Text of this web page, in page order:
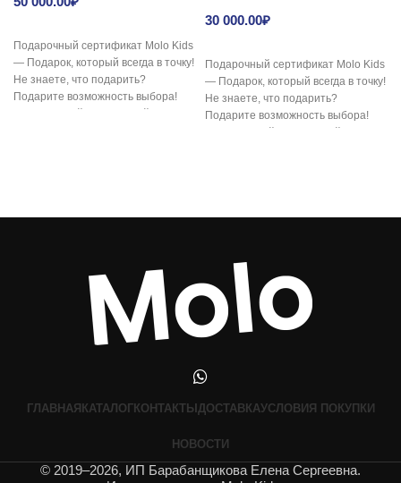
Подарочный сертификат Molo Kids
— Подарок, который всегда в точку!
Не знаете, что подарить?
Подарите возможность выбора!
30 000.00₽
Подарочный сертификат Molo Kids
— Подарок, который всегда в точку!
Не знаете, что подарить?
Подарите возможность выбора!
ГЛАВНАЯКАТАЛОГКОНТАКТЫДОСТАВКАУСЛОВИЯ ПОКУПКИ
НОВОСТИ
© 2019–2026, ИП Барабанщикова Елена Сергеевна.